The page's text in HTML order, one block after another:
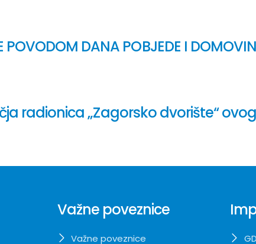
POVODOM DANA POBJEDE I
radionica „Zagorsko dvorište“
Važne poveznice
Važne poveznice